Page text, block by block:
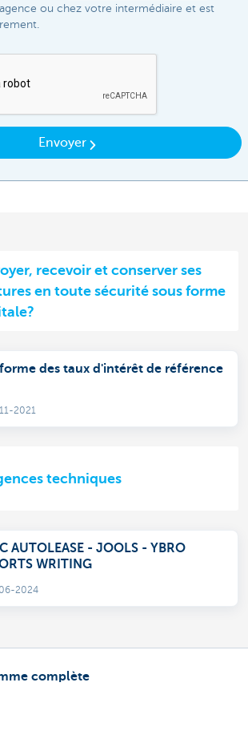
ou chez votre intermédiaire et est
Envoyer
recevoir et conserver ses
en toute sécurité sous forme
des taux d'intérêt de référence
2021
techniques
AUTOLEASE - JOOLS - YBRO
WRITING
2024
complète